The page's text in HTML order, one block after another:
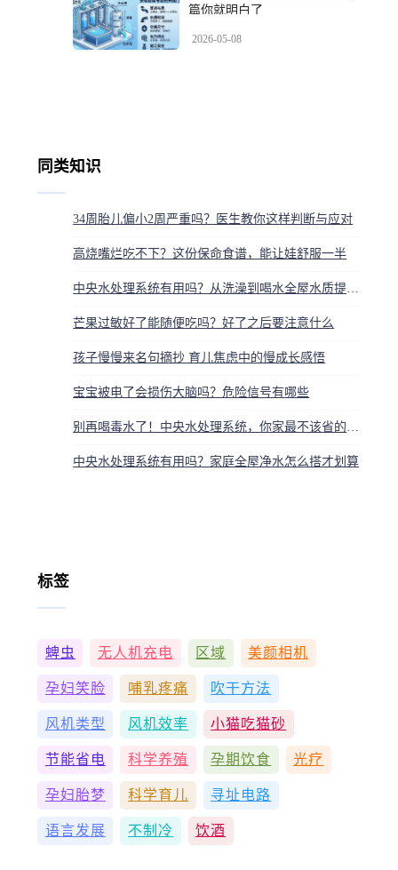
篇你就明白了
2026-05-08
同类知识
34周胎儿偏小2周严重吗？医生教你这样判断与应对
高烧嘴烂吃不下？这份保命食谱，能让娃舒服一半
芒果过敏好了能随便吃吗？好了之后要注意什么
孩子慢慢来名句摘抄 育儿焦虑中的慢成长感悟
宝宝被电了会损伤大脑吗？危险信号有哪些
中央水处理系统有用吗？家庭全屋净水怎么搭才划算
标签
蜱虫 无人机充电 区域 美颜相机
孕妇笑脸 哺乳疼痛 吹干方法
风机类型 风机效率 小猫吃猫砂
节能省电 科学养殖 孕期饮食 光疗
孕妇胎梦 科学育儿 寻址电路
语言发展 不制冷 饮酒